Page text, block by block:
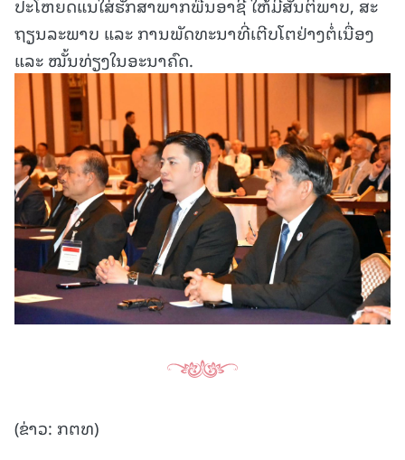
ປະໂຫຍດແນໃສ່ຮັກສາພາກພື້ນອາຊີ ໃຫ້ມີສັນຕິພາບ, ສະ
ຖຽນລະພາບ ແລະ ການພັດທະນາທີ່ເຕີບໂຕຢ່າງຕໍ່ເນື່ອງ
ແລະ ໝັ້ນທ່ຽງໃນອະນາຄົດ.
(ຂ່າວ: ກຕທ)